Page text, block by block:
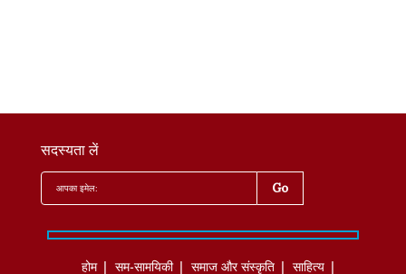
सदस्यता लें
होम सम-सामयिकी समाज और संस्कृति साहित्‍य